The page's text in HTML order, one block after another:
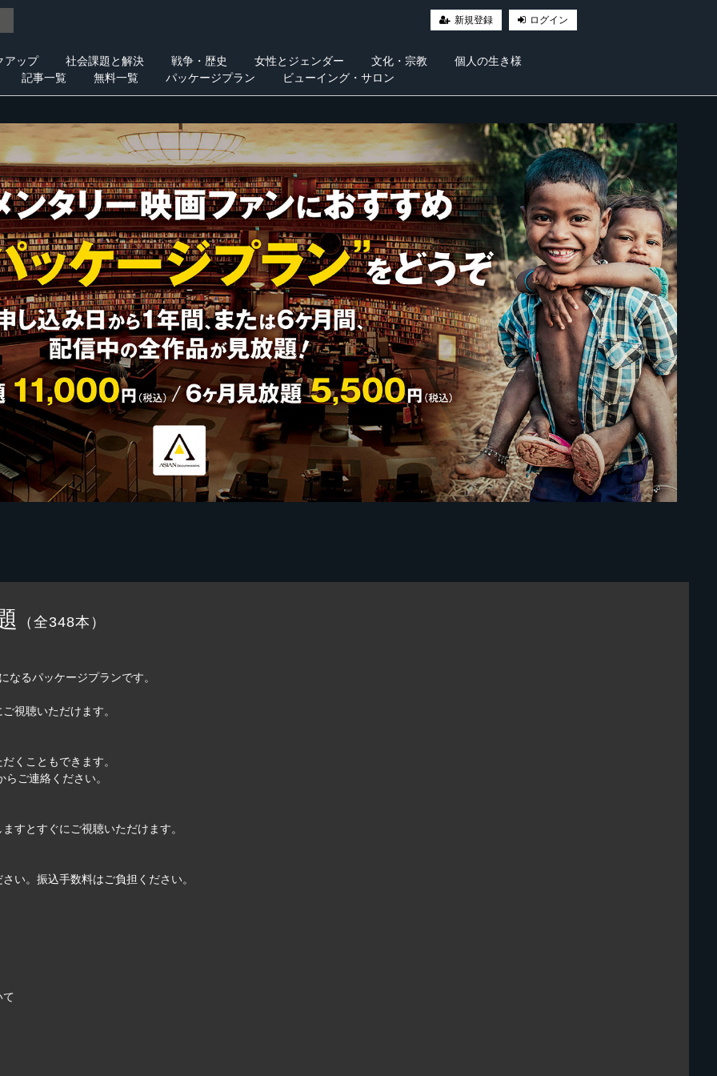
新規登録 ログイン
アップ 社会課題と解決 戦争・歴史 女性とジェンダー 文化・宗教
個人の生き様
記事一覧
無料一覧 パッケージプラン ビューイング・サロン
（全348本）
なるパッケージプランです。
視聴いただけます。
くこともできます。
らご連絡ください。
すとすぐにご視聴いただけます。
い。振込手数料はご負担ください。
て